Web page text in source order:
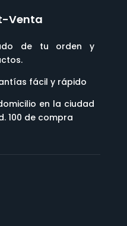
Venta
de tu orden y
fácil y rápido
en la ciudad
100 de compra